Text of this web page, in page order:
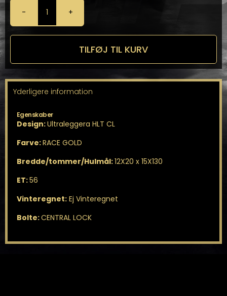
OZ
Ultraleggera
HLT
15X130
TILFØJ TIL KURV
Yderligere information
Egenskaber
Design:Ultraleggera HLT CL
Farve:RACE GOLD
Bredde/tommer/Hulmål:12X20 x 15X130
ET:56
Vinteregnet:Ej Vinteregnet
Bolte:CENTRAL LOCK